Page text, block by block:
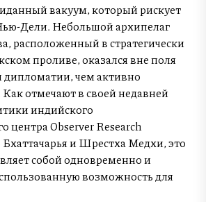
вакуум, который рискует
Дели. Небольшой архипелаг
расположенный в стратегически
проливе, оказался вне поля
дипломатии, чем активно
отмечают в своей недавней
индийского
центра Observer Research
и Шрестха Медхи, это
собой одновременно и
возможность для